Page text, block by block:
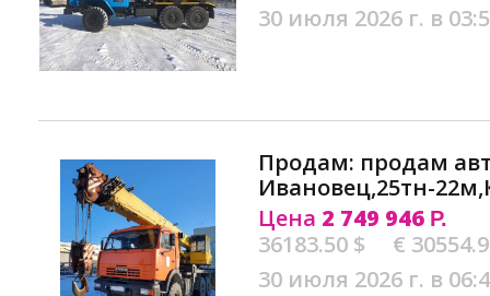
30 июля 2026 г. в
Продам: продам
Ивановец,25тн-
Цена 2 749 946 Р.
36183.50 $
€
30 июля 2026 г. в